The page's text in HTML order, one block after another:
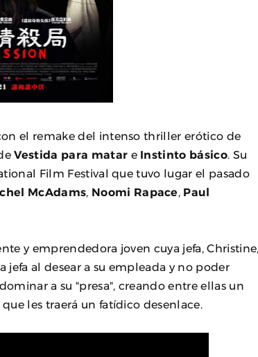
el remake del intenso thriller erótico de
Vestida para matar e Instinto básico. Su
Film Festival que tuvo lugar el pasado
McAdams Noomi Rapace Paul
y emprendedora joven cuya jefa, Christine,
jefa al desear a su empleada y no poder
a su "presa", creando entre ellas un
les traerá un fatídico desenlace.
premio
2026